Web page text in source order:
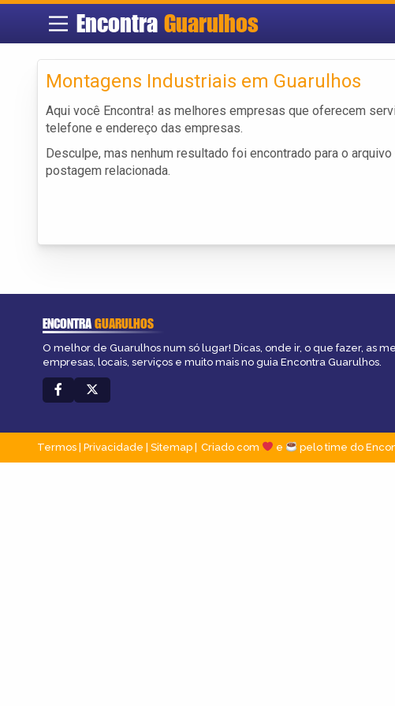
EncontraGuarulhos
Montagens Industriais em Guarulhos
Aqui você Encontra! as melhores empresas que oferecem
telefone e endereço das empresas.
Desculpe, mas nenhum resultado foi encontrado para o
postagem relacionada.
ENCONTRAGUARULHOS
O melhor de Guarulhos num só lugar! Dicas, onde ir, o que fazer, as
empresas, locais, serviços e muito mais no guia Encontra Guarulhos.
Termos Privacidade Sitemap Criado com e pelo time do